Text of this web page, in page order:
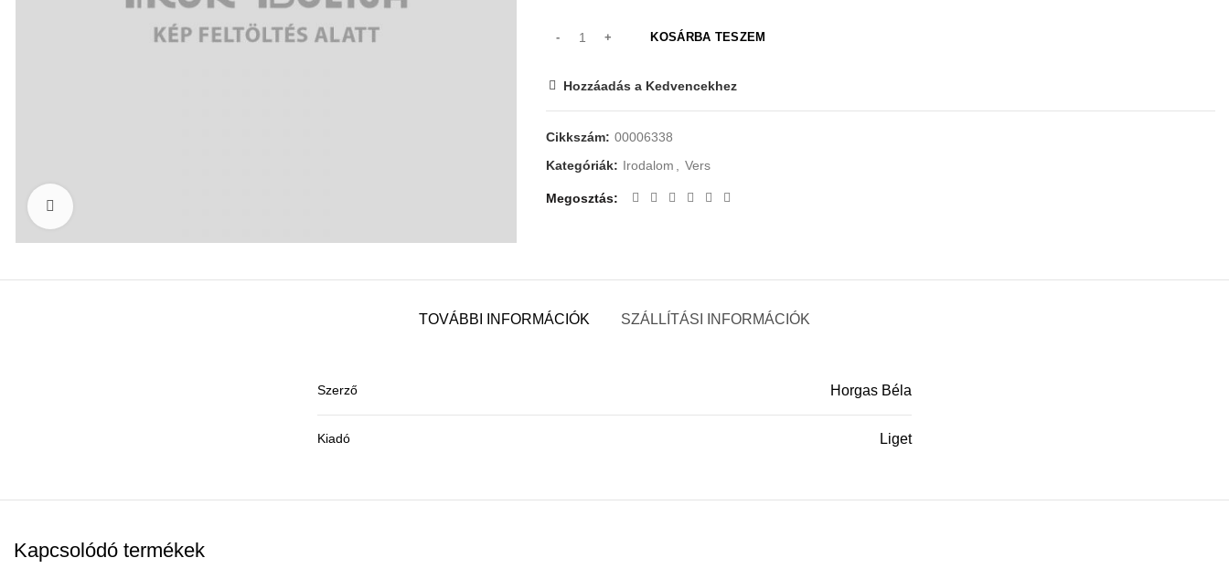
KOSÁRBA TESZEM
Hozzáadás a Kedvencekhez
Cikkszám: 00006338
Kategóriák: Irodalom Vers
Megosztás
TOVÁBBI INFORMÁCIÓK SZÁLLÍTÁSI INFORMÁCIÓK
Szerző Horgas Béla
Kiadó Liget
Kapcsolódó termékek